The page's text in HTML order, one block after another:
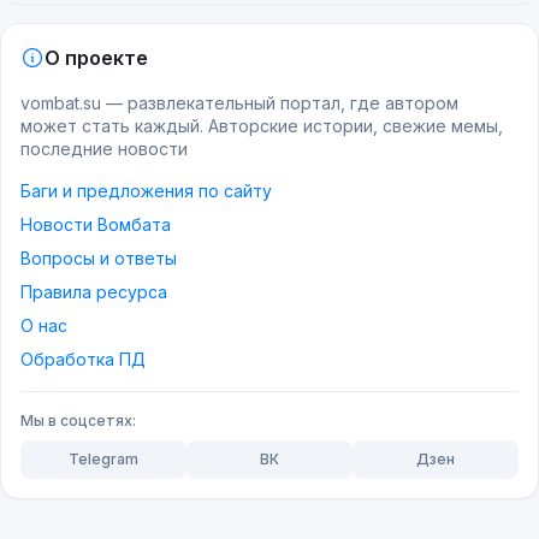
О проекте
vombat.su — развлекательный портал, где автором
может стать каждый. Авторские истории, свежие мемы,
последние новости
Баги и предложения по сайту
Новости Вомбата
Вопросы и ответы
Правила ресурса
О нас
Обработка ПД
Мы в соцсетях:
Telegram ВК Дзен